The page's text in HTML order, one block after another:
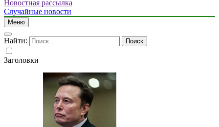
Новостная рассылка
Случайные новости
Меню
Найти:
Заголовки